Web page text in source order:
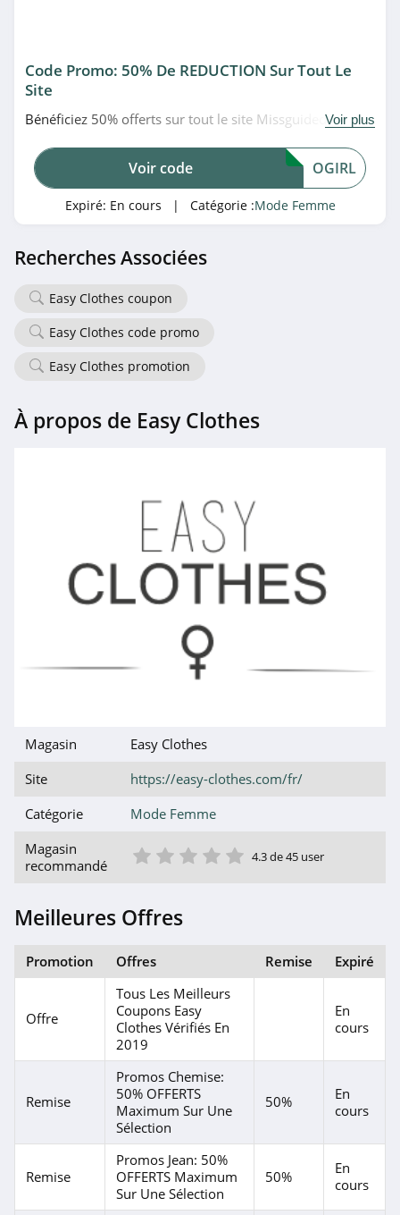
4.2
Promod
4.0
FARM Rio
Code Promo: 50% De REDUCTION Sur Tout Le
Site
Bénéficiez 50% offerts sur tout le site Missguided (sauf
en utilisant ce code promo. À saisir!
Voir plus
OGIRL
Voir code
Expiré: En cours | Catégorie :Mode Femme
Recherches Associées
Easy Clothes coupon
Easy Clothes code promo
Easy Clothes promotion
À propos de Easy Clothes
Magasin
Easy Clothes
Site
https://easy-clothes.com/fr/
Catégorie
Mode Femme
Magasin
recommandé
5 étoile
4 étoile
3 étoile
2 étoile
1 étoile4.3 de 45 user
Meilleures Offres
Promotion Offres Remise Expiré
Offre
Tous Les Meilleurs
Coupons Easy
Clothes Vérifiés En
2019
En
cours
Remise
Promos Chemise:
50% OFFERTS
Maximum Sur Une
Sélection
50%
En
cours
Remise
Promos Jean: 50%
OFFERTS Maximum
Sur Une Sélection
50%
En
cours